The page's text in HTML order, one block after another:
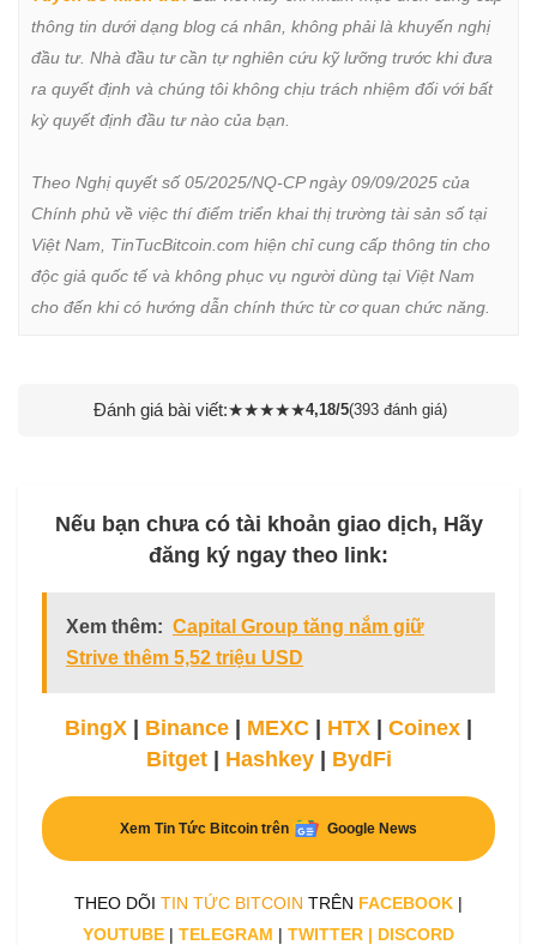
thông tin dưới dạng blog cá nhân, không phải là khuyến nghị
đầu tư. Nhà đầu tư cần tự nghiên cứu kỹ lưỡng trước khi đưa
ra quyết định và chúng tôi không chịu trách nhiệm đối với bất
kỳ quyết định đầu tư nào của bạn.
Theo Nghị quyết số 05/2025/NQ-CP ngày 09/09/2025 của
Chính phủ về việc thí điểm triển khai thị trường tài sản số tại
Việt Nam, TinTucBitcoin.com hiện chỉ cung cấp thông tin cho
độc giả quốc tế và không phục vụ người dùng tại Việt Nam
cho đến khi có hướng dẫn chính thức từ cơ quan chức năng.
Đánh giá bài viết:★★★★★4,18/5(393 đánh giá)
Nếu bạn chưa có tài khoản giao dịch, Hãy
đăng ký ngay theo link:
Xem thêm: Capital Group tăng nắm giữ
Strive thêm 5,52 triệu USD
BingX | Binance | MEXC | HTX | Coinex |
Bitget| Hashkey| BydFi
Xem Tin Tức Bitcoin trên Google News
THEO DÕI TIN TỨC BITCOIN TRÊN FACEBOOK |
YOUTUBE | TELEGRAM | TWITTER | DISCORD